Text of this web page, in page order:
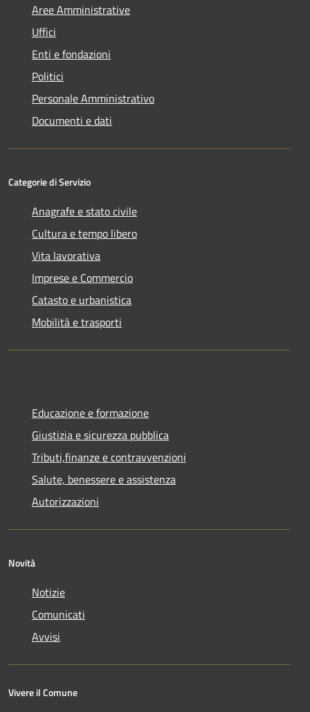
Aree Amministrative
Uffici
Enti e fondazioni
Politici
Personale Amministrativo
Documenti e dati
Categorie di Servizio
Anagrafe e stato civile
Cultura e tempo libero
Vita lavorativa
Imprese e Commercio
Catasto e urbanistica
Mobilità e trasporti
Educazione e formazione
Giustizia e sicurezza pubblica
Tributi,finanze e contravvenzioni
Salute, benessere e assistenza
Autorizzazioni
Novità
Notizie
Comunicati
Avvisi
Vivere il Comune